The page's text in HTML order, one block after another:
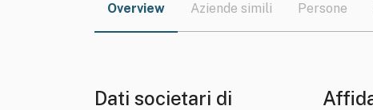
Overview Aziende simili Persone
Dati societari di